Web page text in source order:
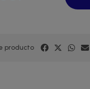
producto